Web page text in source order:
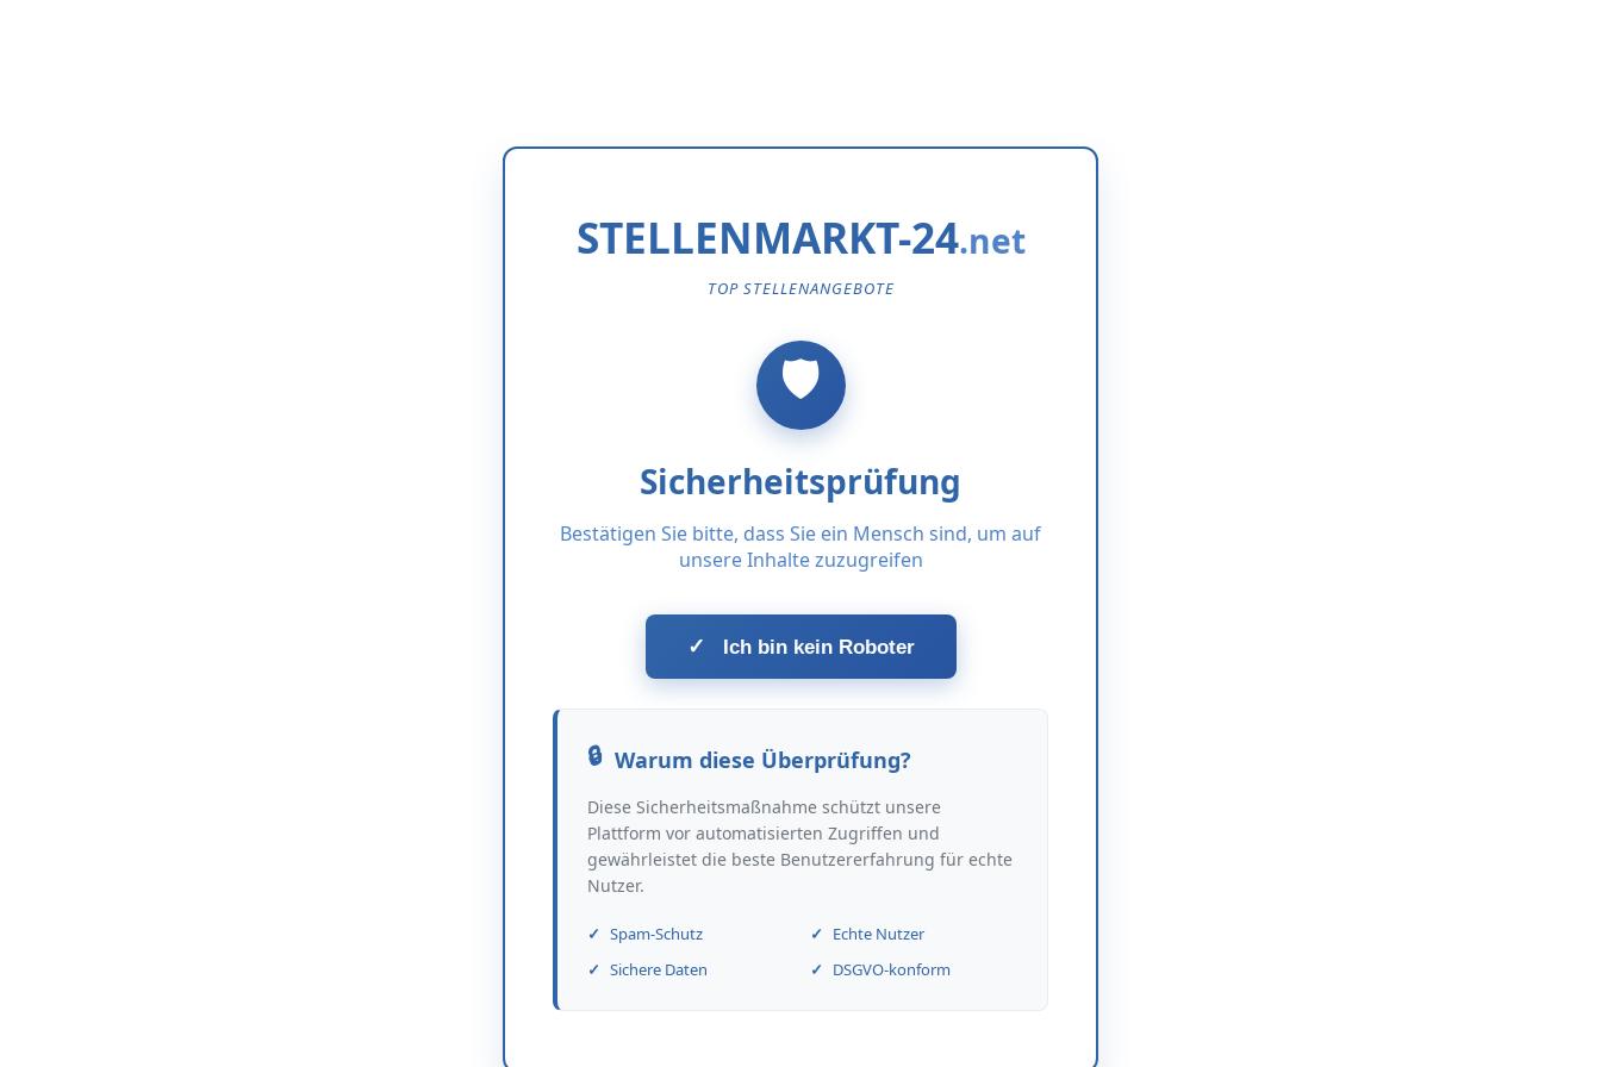
STELLENMARKT-24
TOP STELLENANGEBOTE
Sicherheitsprüfung
Bestätigen Sie bitte, dass Sie ein Mensch sind, um auf
unsere Inhalte zuzugreifen
✓ Ich bin kein Roboter
Warum diese Überprüfung?
Diese Sicherheitsmaßnahme schützt unsere
Plattform vor automatisierten Zugriffen und
gewährleistet die beste Benutzererfahrung für echte
Nutzer.
Spam-Schutz
Echte Nutzer
Sichere Daten
DSGVO-konform